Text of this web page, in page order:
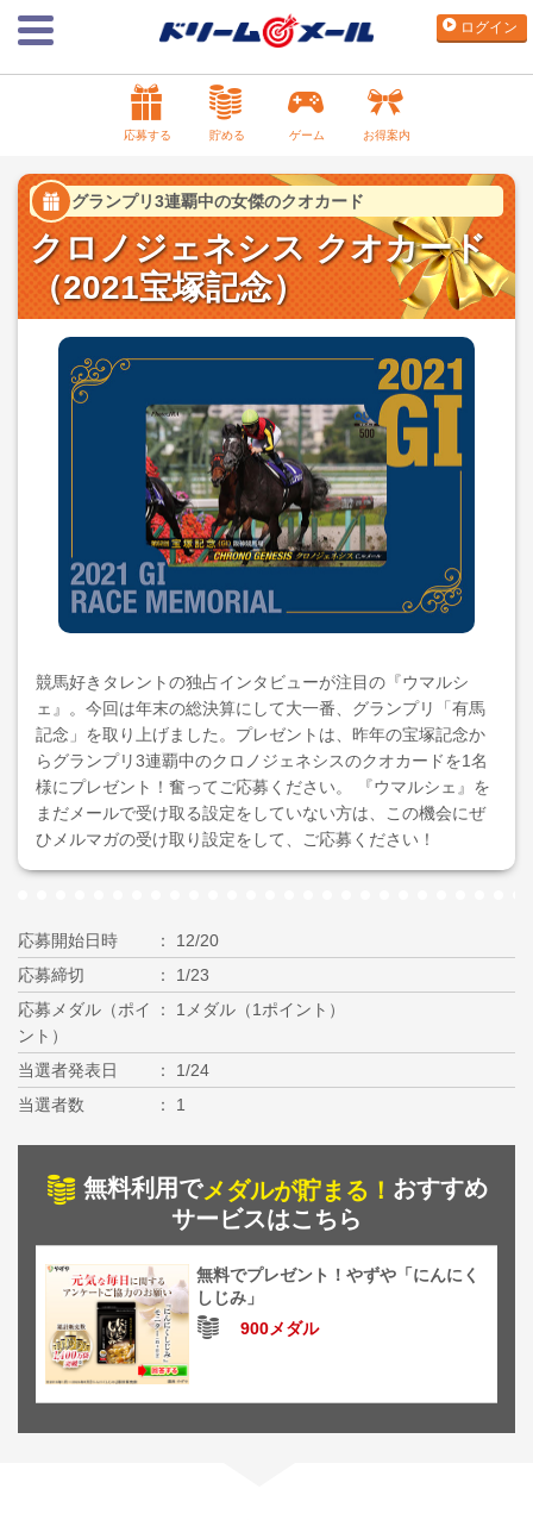
ログイン
応募する 貯める ゲーム お得案内
グランプリ3連覇中の女傑のクオカード
クロノジェネシス クオカード
（2021宝塚記念）
競馬好きタレントの独占インタビューが注目の『ウマルシ
ェ』。今回は年末の総決算にして大一番、グランプリ「有馬
記念」を取り上げました。プレゼントは、昨年の宝塚記念か
らグランプリ3連覇中のクロノジェネシスのクオカードを1名
様にプレゼント！奮ってご応募ください。 『ウマルシェ』を
まだメールで受け取る設定をしていない方は、この機会にぜ
ひメルマガの受け取り設定をして、ご応募ください！
応募開始日時
12/20
応募締切
1/23
応募メダル（ポイ
ント）
1メダル（1ポイント）
当選者発表日
1/24
当選者数
1
無料利用でメダルが貯まる！ おすすめ
サービスはこちら
無料でプレゼント！やずや「にんにく
しじみ」
900メダル